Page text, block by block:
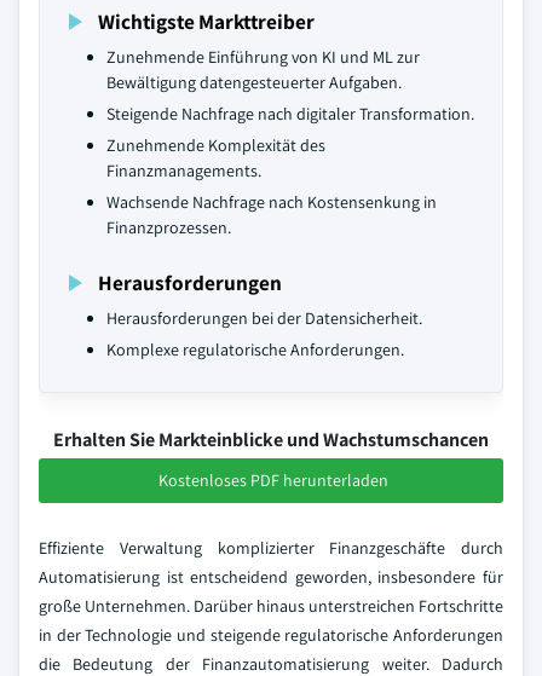
Wichtigste Markttreiber
Zunehmende Einführung von KI und ML zur
Bewältigung datengesteuerter Aufgaben.
Steigende Nachfrage nach digitaler Transformation.
Zunehmende Komplexität des
Finanzmanagements.
Wachsende Nachfrage nach Kostensenkung in
Finanzprozessen.
Herausforderungen
Herausforderungen bei der Datensicherheit.
Komplexe regulatorische Anforderungen.
Erhalten Sie Markteinblicke und Wachstumschancen
Kostenloses PDF herunterladen
Effiziente Verwaltung komplizierter Finanzgeschäfte durch
Automatisierung ist entscheidend geworden, insbesondere für
große Unternehmen. Darüber hinaus unterstreichen Fortschritte
in der Technologie und steigende regulatorische Anforderungen
die Bedeutung der Finanzautomatisierung weiter. Dadurch